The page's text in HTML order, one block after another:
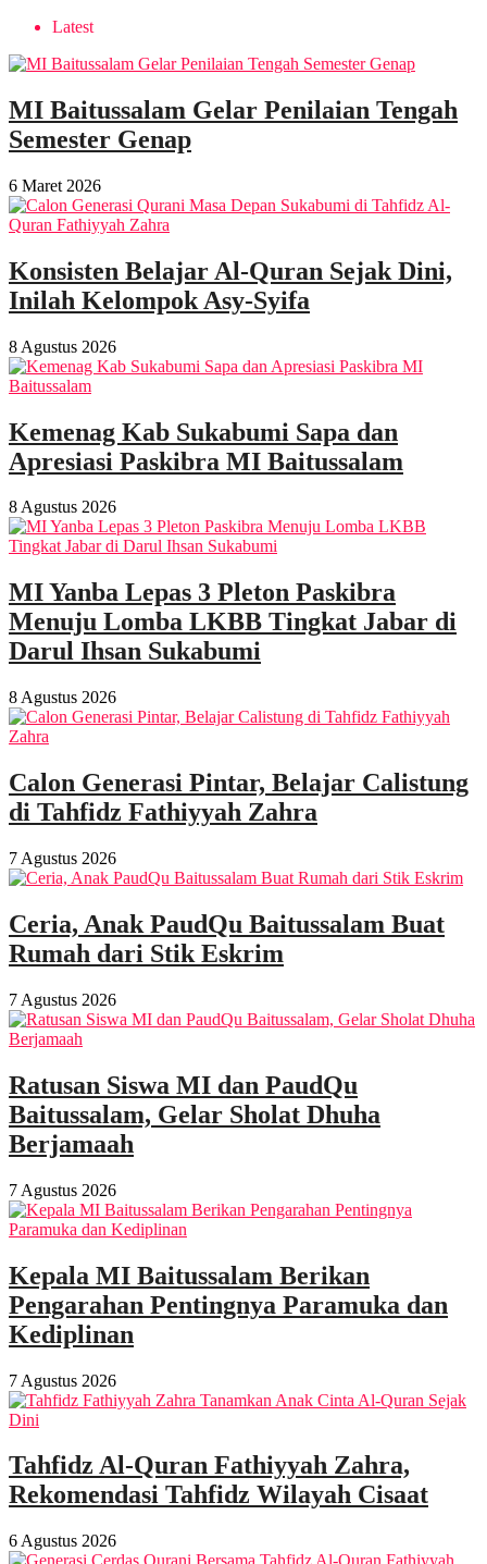
Latest
MI Baitussalam Gelar Penilaian Tengah
Semester Genap
6 Maret 2026
Konsisten Belajar Al-Quran Sejak Dini,
Inilah Kelompok Asy-Syifa
8 Agustus 2026
Kemenag Kab Sukabumi Sapa dan
Apresiasi Paskibra MI Baitussalam
8 Agustus 2026
MI Yanba Lepas 3 Pleton Paskibra
Menuju Lomba LKBB Tingkat Jabar di
Darul Ihsan Sukabumi
8 Agustus 2026
Calon Generasi Pintar, Belajar Calistung
di Tahfidz Fathiyyah Zahra
7 Agustus 2026
Ceria, Anak PaudQu Baitussalam Buat
Rumah dari Stik Eskrim
7 Agustus 2026
Ratusan Siswa MI dan PaudQu
Baitussalam, Gelar Sholat Dhuha
Berjamaah
7 Agustus 2026
Kepala MI Baitussalam Berikan
Pengarahan Pentingnya Paramuka dan
Kediplinan
7 Agustus 2026
Tahfidz Al-Quran Fathiyyah Zahra,
Rekomendasi Tahfidz Wilayah Cisaat
6 Agustus 2026